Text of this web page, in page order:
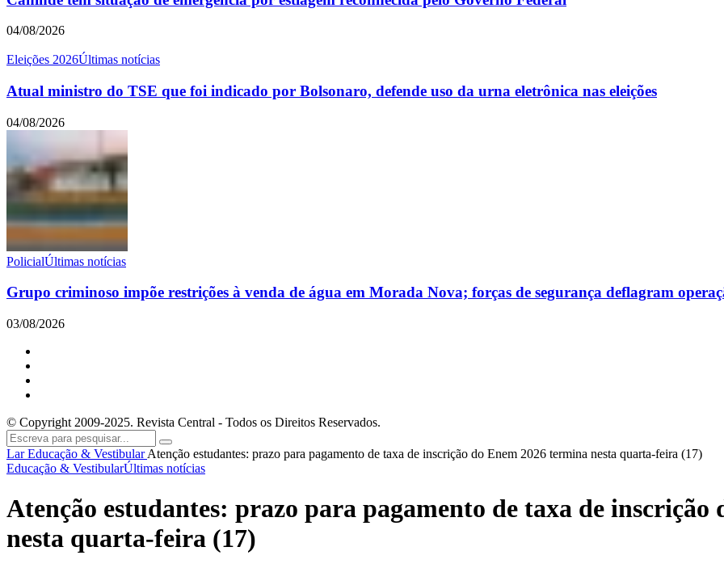
04/08/2026
Eleições 2026Últimas notícias
Atual ministro do TSE que foi indicado por Bolsonaro, defende uso da urna eletrônica nas eleições
04/08/2026
PolicialÚltimas notícias
Grupo criminoso impõe restrições à venda de água em Morada Nova; forças de segurança deflagram
03/08/2026
© Copyright 2009-2025. Revista Central - Todos os Direitos Reservados.
LarEducação & VestibularAtenção estudantes: prazo para pagamento de taxa de inscrição do Enem 2026 termina nesta quarta-feira (17)
Educação & VestibularÚltimas notícias
Atenção estudantes: prazo para pagamento de taxa de inscrição
nesta quarta-feira (17)